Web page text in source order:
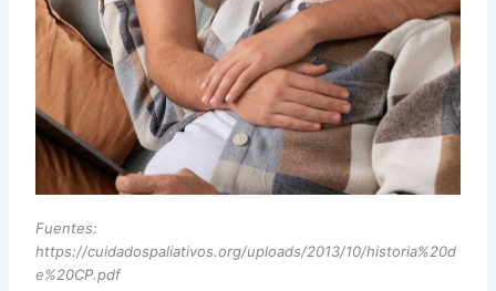
Fuentes:
https://cuidadospaliativos.org/uploads/2013/10/historia%20d
e%20CP.pdf